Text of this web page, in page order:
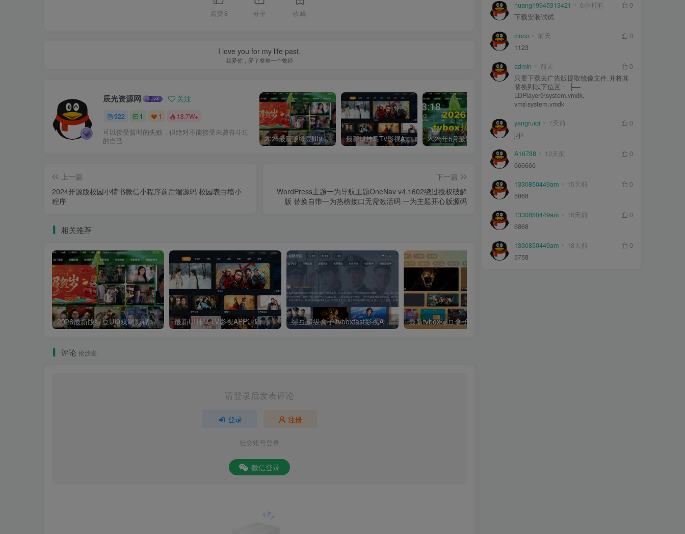
点赞 8 分享 收藏
I love you for my life past.
我爱你，爱了整整一个曾经
辰光资源网 关注
922 1 1 18.7W+
可以接受暂时的失败，但绝对不能接受未曾奋斗过
的自己
2026最新版绿豆UI9双端影视APP源码 最新UI神马TV影视APP源码 乐檬影视苹果CMS后台 包含前后端源码 2026年5月最新可用tvbox影视仓接口大全
上一篇
2024开源版校园小情书微信小程序前后端源码 校园表白墙小
程序
下一篇
WordPress主题一为导航主题OneNav v4.1602绕过授权破解
版 替换自带一为热榜接口无需激活码 一为主题开心版源码
相关推荐
2026最新版绿豆UI9双端影视APP源码 最新UI神马TV影视APP源码 乐檬影视苹果CMS后台 包含前后端源码 绿豆超级盒子itvboxfast影视APP双端源码 TV+手机双端 支持值波/后台管理仓库/会员系统/卡密系统/批量生成账号 自动换源 集成免签约支付系统
评论 抢沙发
请登录后发表评论
登录 注册
社交账号登录
微信登录
huang19945313421 6小时前
0
下载安装试试
cinco 前天
0
1123
admln 前天
0
只要下载去广告版提取镜像文件,并将其
替换到以下位置： ├—
LDPlayer9\system.vmdk,
vms\system.vmdk
yangruiqi 7天前
0
jzjz
A16788 12天前
0
666666
1330850449am 15天前
0
5868
1330850449am 16天前
0
6868
1330850449am 18天前
0
5758